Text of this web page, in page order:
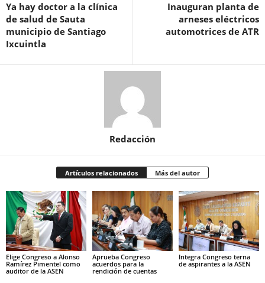
Ya hay doctor a la clínica
de salud de Sauta
municipio de Santiago
Ixcuintla
Inauguran planta de
arneses eléctricos
automotrices de ATR
Redacción
Artículos relacionados Más del autor
Elige Congreso a Alonso
Ramírez Pimentel como
auditor de la ASEN
Aprueba Congreso
acuerdos para la
rendición de cuentas
Integra Congreso terna
de aspirantes a la ASEN